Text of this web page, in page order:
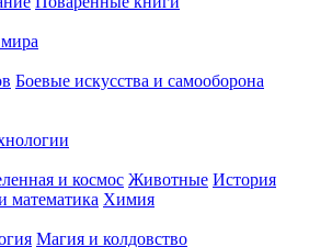
Боевые искусства и самооборона
и космос Животные История
математика Химия
Магия и колдовство